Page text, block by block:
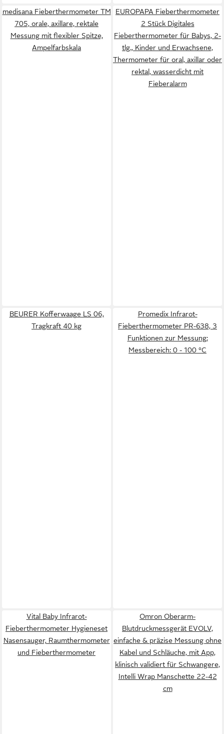
medisana Fieberthermometer TM
705, orale, axillare, rektale
Messung mit flexibler Spitze,
Ampelfarbskala
EUROPAPA Fieberthermometer
2 Stück Digitales
Fieberthermometer für Babys, 2-
tlg., Kinder und Erwachsene,
Thermometer für oral, axillar oder
rektal, wasserdicht mit
Fieberalarm
BEURER Kofferwaage LS 06,
Tragkraft 40 kg
Promedix Infrarot-
Fieberthermometer PR-638, 3
Funktionen zur Messung;
Messbereich: 0 - 100 °C
Vital Baby Infrarot-
Fieberthermometer Hygieneset
Nasensauger, Raumthermometer
und Fieberthermometer
Omron Oberarm-
Blutdruckmessgerät EVOLV,
einfache & präzise Messung ohne
Kabel und Schläuche, mit App,
klinisch validiert für Schwangere,
Intelli Wrap Manschette 22-42
cm